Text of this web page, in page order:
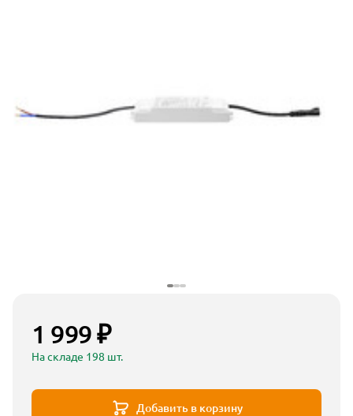
1 999 ₽
На складе 198 шт.
Добавить в корзину